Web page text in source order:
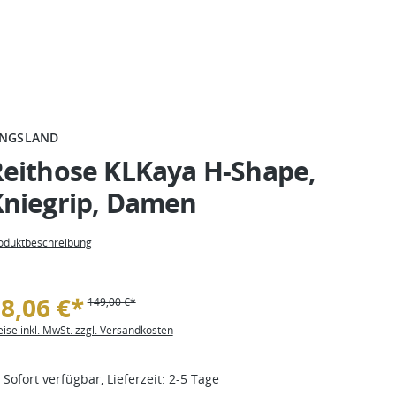
KLKaya H-Shape,
Damen
€* 149,00 €*
inkl. MwSt. zzgl. Versandkosten
Sofort verfügbar, Lieferzeit: 2-5 Tage